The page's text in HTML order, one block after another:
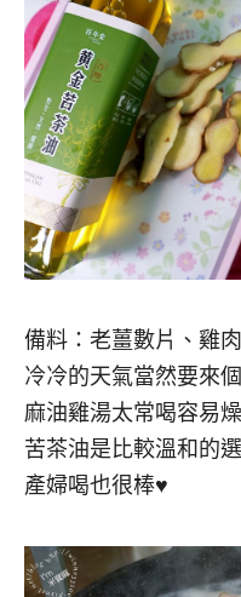
備料：老薑數片、雞
冷冷的天氣當然要來
麻油雞湯太常喝容易
苦茶油是比較溫和的
產婦喝也很棒♥